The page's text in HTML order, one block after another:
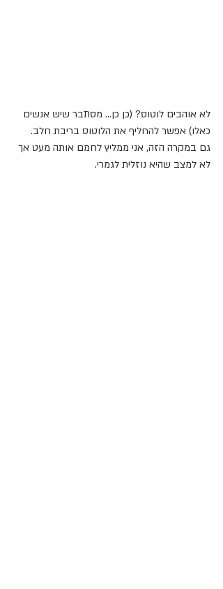
לא אוהבים לוטוס? (כן כן... מסתבר שיש אנשים
כאלו) אפשר להחליף את הלוטוס בריבת חלב.
גם במקרה הזה, אני ממליץ לחמם אותה מעט אך
לא למצב שהיא נוזלית לגמרי.